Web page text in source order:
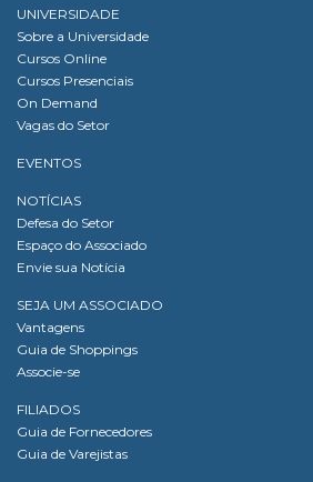
UNIVERSIDADE
Sobre a Universidade
Cursos Online
Cursos Presenciais
On Demand
Vagas do Setor
EVENTOS
NOTÍCIAS
Defesa do Setor
Espaço do Associado
Envie sua Notícia
SEJA UM ASSOCIADO
Vantagens
Guia de Shoppings
Associe-se
FILIADOS
Guia de Fornecedores
Guia de Varejistas